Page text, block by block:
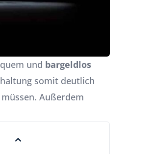
und bargeldlos
somit deutlich
Außerdem